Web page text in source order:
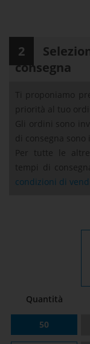
2
consegna
Ti proponiamo
priorità al tuo
Gli ordini sono
di consegna sono
Per tutte le
tempi di
condizioni di
Quantità
50